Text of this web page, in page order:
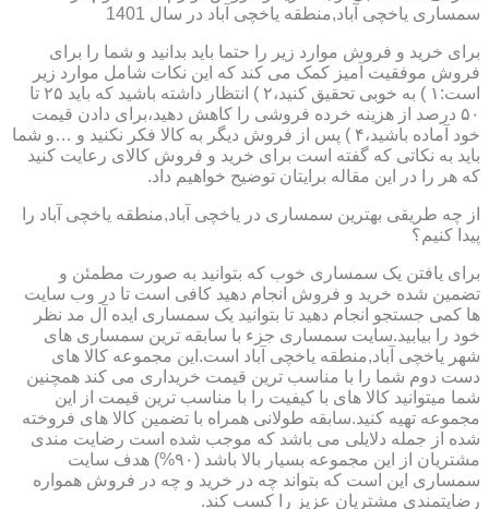
سمساری یاخچی آباد,منطقه یاخچی آباد در سال 1401
برای خرید و فروش موارد زیر را حتما باید بدانید و شما را برای
فروش موفقیت آمیز کمک می کند که این نکات شامل موارد زیر
است:۱ ) به خوبی تحقیق کنید،۲ ) انتظار داشته باشید که باید ۲۵ تا
۵۰ درصد از هزینه خرده فروشی را کاهش دهید،برای دادن قیمت
خود آماده باشید،۴ ) پس از فروش دیگر به کالا فکر نکنید و …و شما
باید به نکاتی که گفته است برای خرید و فروش کالای رعایت کنید
که هر را در این مقاله برایتان توضیح خواهیم داد.
از چه طریقی بهترین سمساری در یاخچی آباد,منطقه یاخچی آباد را
پیدا کنیم؟
برای یافتن یک سمساری خوب که بتوانید به صورت مطمئن و
تضمین شده خرید و فروش انجام دهید کافی است تا در وب سایت
ها کمی جستجو انجام دهید تا بتوانید یک سمساری ایده آل مد نظر
خود را بیابید.سایت سمساری جزء با سابقه ترین سمساری های
شهر یاخچی آباد,منطقه یاخچی آباد است.این مجموعه کالا های
دست دوم شما را با مناسب ترین قیمت خریداری می کند همچنین
شما میتوانید کالا های با کیفیت را با مناسب ترین قیمت از این
مجموعه تهیه کنید.سابقه طولانی همراه با تضمین کالا های فروخته
شده از جمله دلایلی می باشد که موجب شده است رضایت مندی
مشتریان از این مجموعه بسیار بالا باشد (۹۰%) هدف سایت
سمساری این است که بتواند چه در خرید و چه در فروش همواره
رضایتمندی مشتریان عزیز را کسب کند.